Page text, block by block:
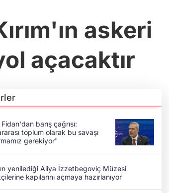
askeri
açacaktır
barış çağrısı:
toplum olarak bu savaşı
gerekiyor"
yenilediği Aliya İzzetbegoviç Müzesi
kapılarını açmaya hazırlanıyor